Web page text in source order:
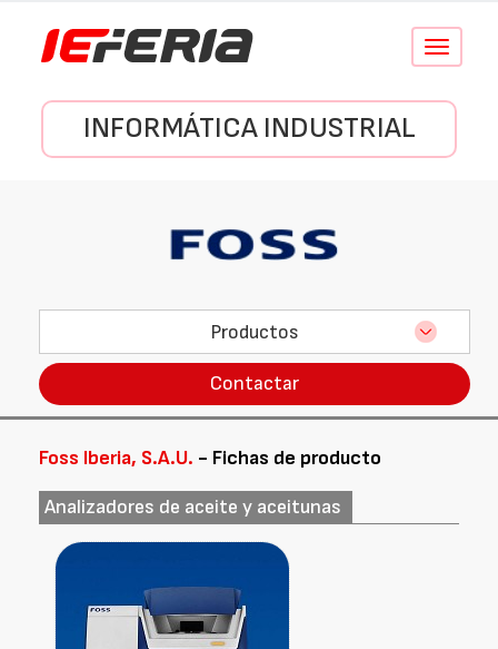
Conmutar
INFORMÁTICA INDUSTRIAL
Productos
Contactar
Foss Iberia, S.A.U. - Fichas de producto
Analizadores de aceite y aceitunas